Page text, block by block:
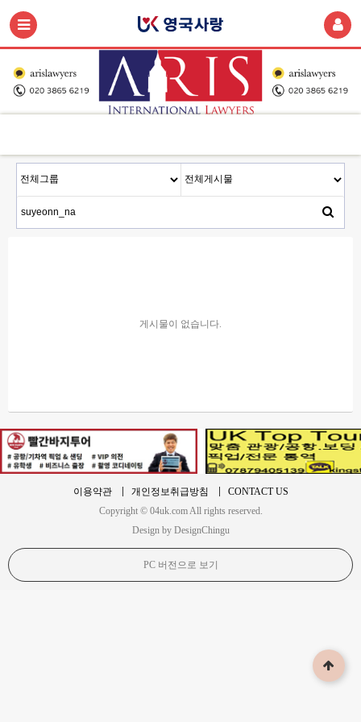
게시물이 없습니다.
이용약관 개인정보취급방침
CONTACT US
Copyright © 04uk.com All rights reserved.
Design by DesignChingu
PC 버전으로 보기